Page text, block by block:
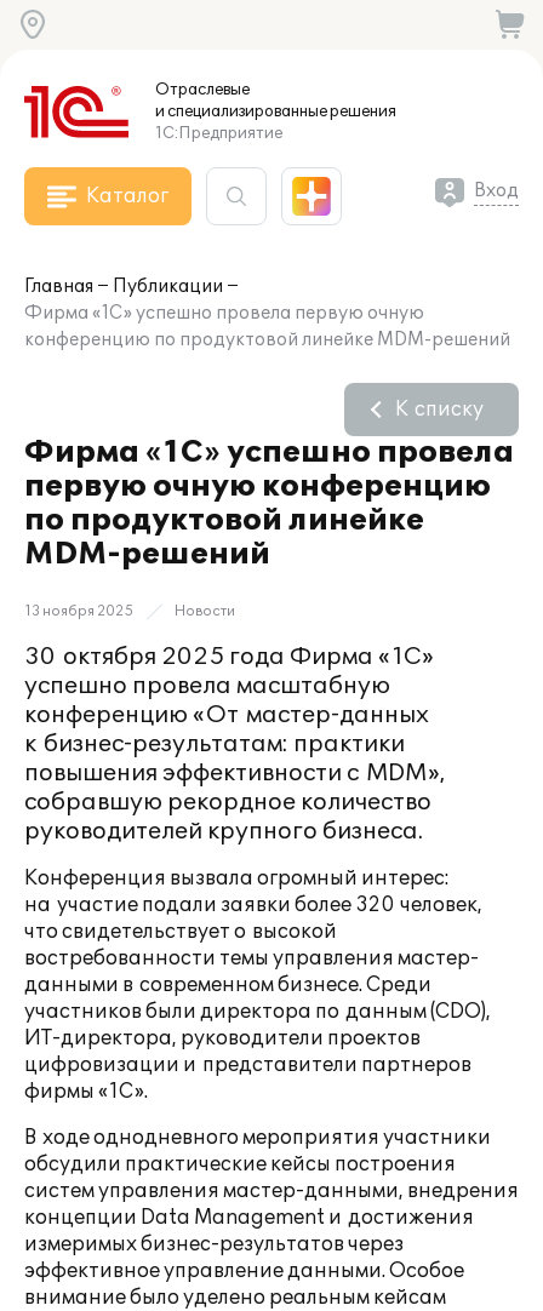
Отраслевые
и специализированныерешения
1С:Предприятие
Каталог Вход
Главная
Публикации
Фирма «1С» успешно провела первую очную
конференцию по продуктовой линейке MDM-решений
Фирма «1С» успешно провела
первую очную конференцию
по продуктовой линейке
MDM-решений
К списку
13 ноября 2025 Новости
30 октября 2025 года Фирма «1С»
успешно провела масштабную
конференцию «От мастер-данных
к бизнес-результатам: практики
повышения эффективности с MDM»,
собравшую рекордное количество
руководителей крупного бизнеса.
Конференция вызвала огромный интерес:
на участие подали заявки более 320 человек,
что свидетельствует о высокой
востребованности темы управления мастер-
данными в современном бизнесе. Среди
участников были директора по данным (CDO),
ИТ-директора, руководители проектов
цифровизации и представители партнеров
фирмы «1С».
В ходе однодневного мероприятия участники
обсудили практические кейсы построения
систем управления мастер-данными, внедрения
концепции Data Management и достижения
измеримых бизнес-результатов через
эффективное управление данными. Особое
внимание было уделено реальным кейсам